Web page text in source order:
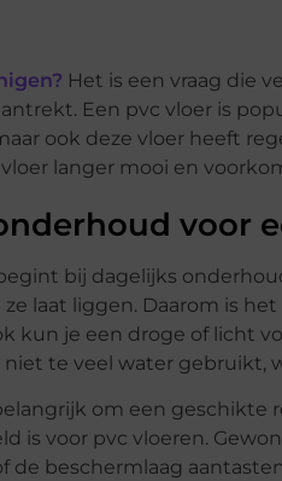
Het is een vraag die
Een pvc vloer is
ook deze vloer heeft
langer mooi en
voor
bij dagelijks
ze laat liggen. Daarom is
kun je een droge of licht
niet te veel water
om een
is voor pvc vloeren.
de beschermlaag